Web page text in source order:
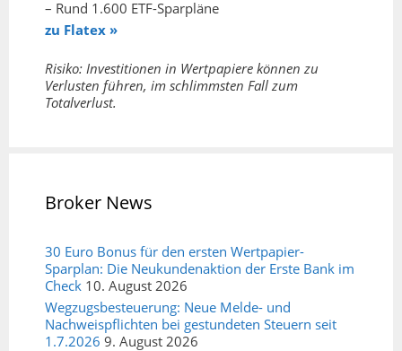
– Rund 1.600 ETF-Sparpläne
zu Flatex »
Risiko: Investitionen in Wertpapiere können zu
Verlusten führen, im schlimmsten Fall zum
Totalverlust.
Broker News
30 Euro Bonus für den ersten Wertpapier-
Sparplan: Die Neukundenaktion der Erste Bank im
Check 10. August 2026
Wegzugsbesteuerung: Neue Melde- und
Nachweispflichten bei gestundeten Steuern seit
1.7.2026 9. August 2026